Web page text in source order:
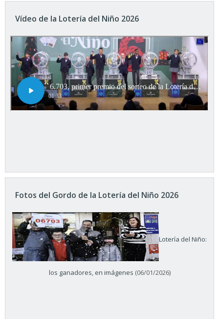
Vídeo de la Lotería del Niño 2026
Fotos del Gordo de la Lotería del Niño 2026
Lotería del Niño:
los ganadores, en imágenes (06/01/2026)